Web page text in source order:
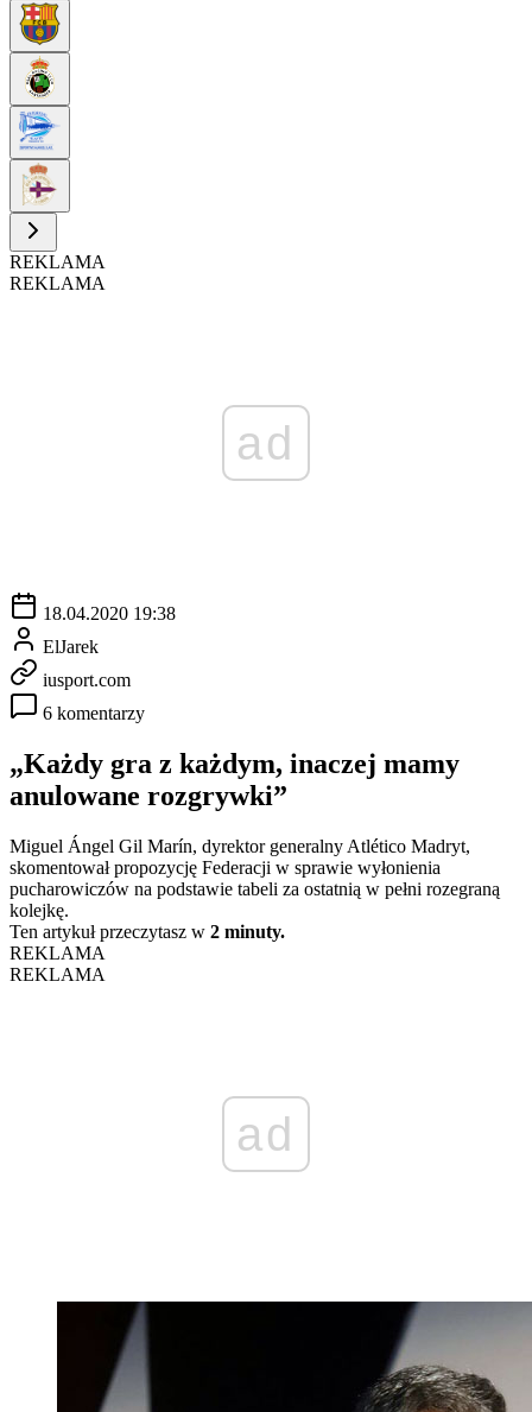
REKLAMA
REKLAMA
ad
18.04.2020 19:38
ElJarek
iusport.com
6 komentarzy
„Każdy gra z każdym, inaczej mamy
anulowane rozgrywki”
Miguel Ángel Gil Marín, dyrektor generalny Atlético Madryt,
skomentował propozycję Federacji w sprawie wyłonienia
pucharowiczów na podstawie tabeli za ostatnią w pełni rozegraną
kolejkę.
Ten artykuł przeczytasz w 2 minuty.
REKLAMA
REKLAMA
ad